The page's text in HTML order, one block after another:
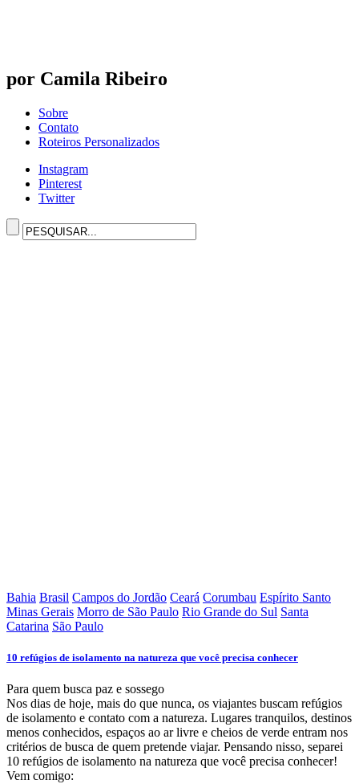
por Camila Ribeiro
Sobre
Contato
Roteiros Personalizados
Instagram
Pinterest
Twitter
Bahia Brasil Campos do Jordão Ceará Corumbau Espírito Santo
Minas Gerais Morro de São Paulo Rio Grande do Sul Santa
Catarina São Paulo
10 refúgios de isolamento na natureza que você precisa conhecer
Para quem busca paz e sossego
Nos dias de hoje, mais do que nunca, os viajantes buscam refúgios
de isolamento e contato com a natureza. Lugares tranquilos, destinos
menos conhecidos, espaços ao ar livre e cheios de verde entram nos
critérios de busca de quem pretende viajar. Pensando nisso, separei
10 refúgios de isolamento na natureza que você precisa conhecer!
Vem comigo: